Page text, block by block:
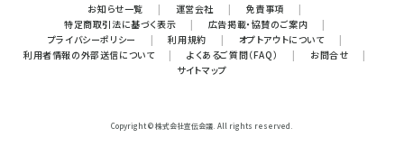
お知らせ一覧 | 運営会社 | 免責事項
|
特定商取引法に基づく表示
| 広告掲載・協賛のご案内
|
プライバシーポリシー
| 利用規約 | オプトアウトについて
|
利用者情報の外部送信について
| よくあるご質問（FAQ） | お問合せ
|
サイトマップ
Copyright © 株式会社宣伝会議. All rights reserved.